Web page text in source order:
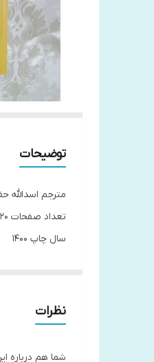
توضیحات
مترجم اسدالله
تعداد صفحات 320
سال چاپ 1400
ناشر آتیسا
جنس کاغذ بالک
نظرات
شما هم درباره